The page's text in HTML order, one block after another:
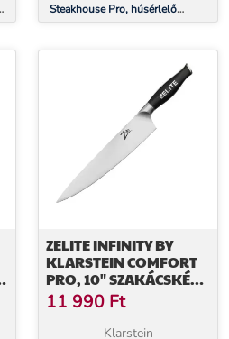
Steakhouse Pro, húsérlelő
hűtőszekrény, 1 zóna, 98 liter, 1
acél
ZELITE INFINITY BY
KLARSTEIN COMFORT
PRO, 10" SZAKÁCSKÉS,
56 HRC,
ROZSDAMENTES ACÉL
11 990 Ft
Klarstein